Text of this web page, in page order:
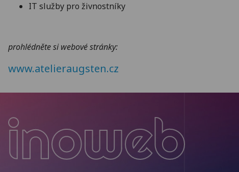
IT služby pro živnostníky
prohlédněte si webové stránky:
www.atelieraugsten.cz